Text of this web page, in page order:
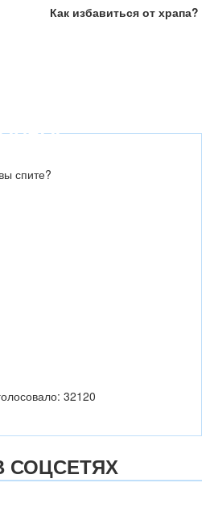
Как избавиться от храпа?
спите?
32120
СОЦСЕТЯХ